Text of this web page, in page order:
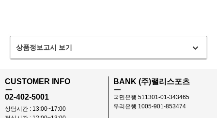
상품정보고시 보기
CUSTOMER INFO
ㅡ
02-402-5001
상담시간 : 13:00~17:00
BANK (주)랠리스포츠
ㅡ
국민은행 511301-01-343465
우리은행 1005-901-853474